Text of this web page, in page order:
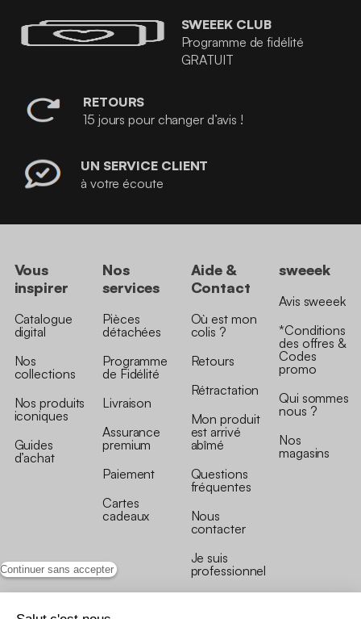
Continuer sans accepter
SWEEEK CLUB
Programme de fidélité
GRATUIT
RETOURS
15 jours pour changer d’avis !
UN SERVICE CLIENT
à votre écoute
Vous
inspirer
Catalogue
digital
Nos
collections
Nos produits
iconiques
Guides
d’achat
Nos
services
Pièces
détachées
Programme
de Fidélité
Livraison
Assurance
premium
Paiement
Cartes
cadeaux
Aide &
Contact
Où est mon
colis ?
Retours
Rétractation
Mon produit
est arrivé
abîmé
Questions
fréquentes
Nous
contacter
Je suis
professionnel
sweeek
Avis sweeek
*Conditions
des offres &
Codes
promo
Qui sommes
nous ?
Nos
magasins